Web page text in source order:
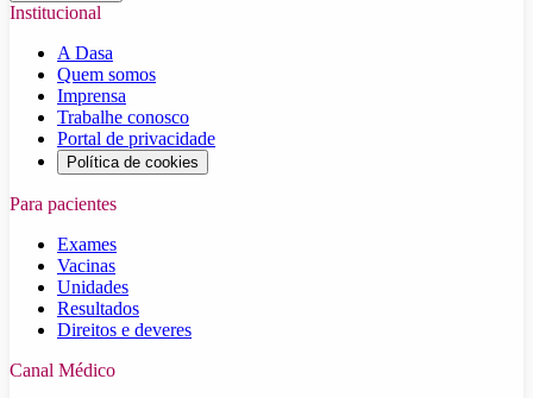
Institucional
A Dasa
Quem somos
Imprensa
Trabalhe conosco
Portal de privacidade
Política de cookies
Para pacientes
Exames
Vacinas
Unidades
Resultados
Direitos e deveres
Canal Médico